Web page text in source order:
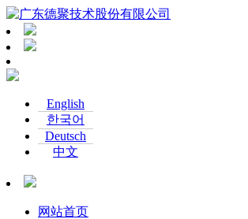
English
한국어
Deutsch
中文
网站首页